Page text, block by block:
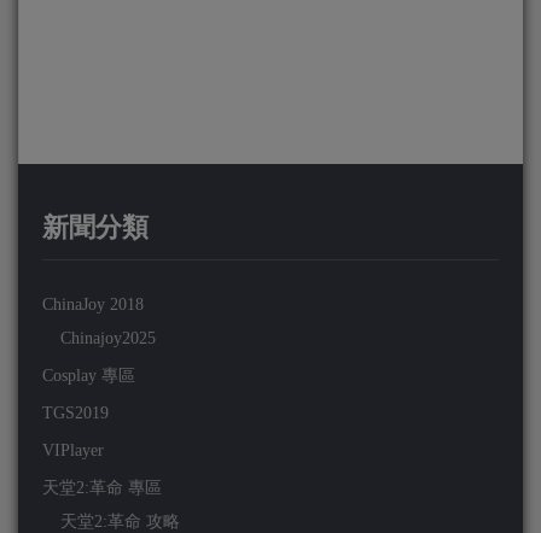
新聞分類
ChinaJoy 2018
Chinajoy2025
Cosplay 專區
TGS2019
VIPlayer
天堂2:革命 專區
天堂2:革命 攻略